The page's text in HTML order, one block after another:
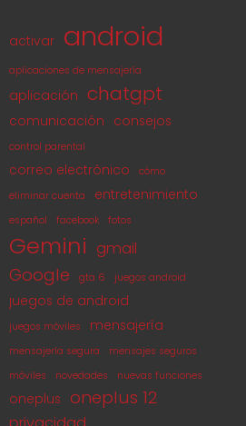
activar android
aplicaciones de mensajería
aplicación chatgpt
comunicación consejos
control parental
correo electrónico
cómo
eliminar cuenta
entretenimiento
español facebook fotos
Gemini gmail
Google gta 6 juegos android
juegos de android
juegos móviles mensajería
mensajería segura
mensajes seguros
móviles
novedades nuevas funciones
oneplus oneplus 12